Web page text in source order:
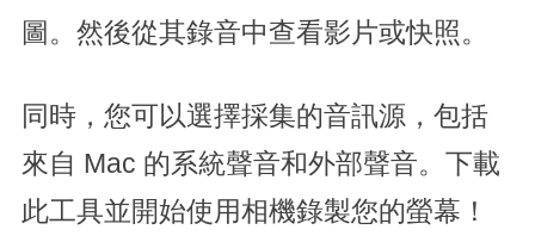
圖。然後從其錄音中查看影片或快照。
同時，您可以選擇採集的音訊源，包括
來自 Mac 的系統聲音和外部聲音。下載
此工具並開始使用相機錄製您的螢幕！